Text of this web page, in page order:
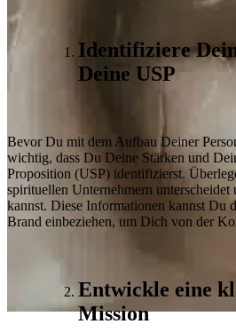
Identifiziere
Deine USP
Bevor Du mit dem Aufbau Deiner
wichtig, dass Du Deine Stärken und
Proposition (USP) identifizierst.
spirituellen Unternehmern unterscheidet
kannst. Diese Informationen kannst Du
Brand einbeziehen, um Dich von der
Entwickle eine
Mission